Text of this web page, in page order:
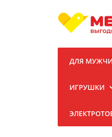
ДЛЯ
ИГРУШКИ